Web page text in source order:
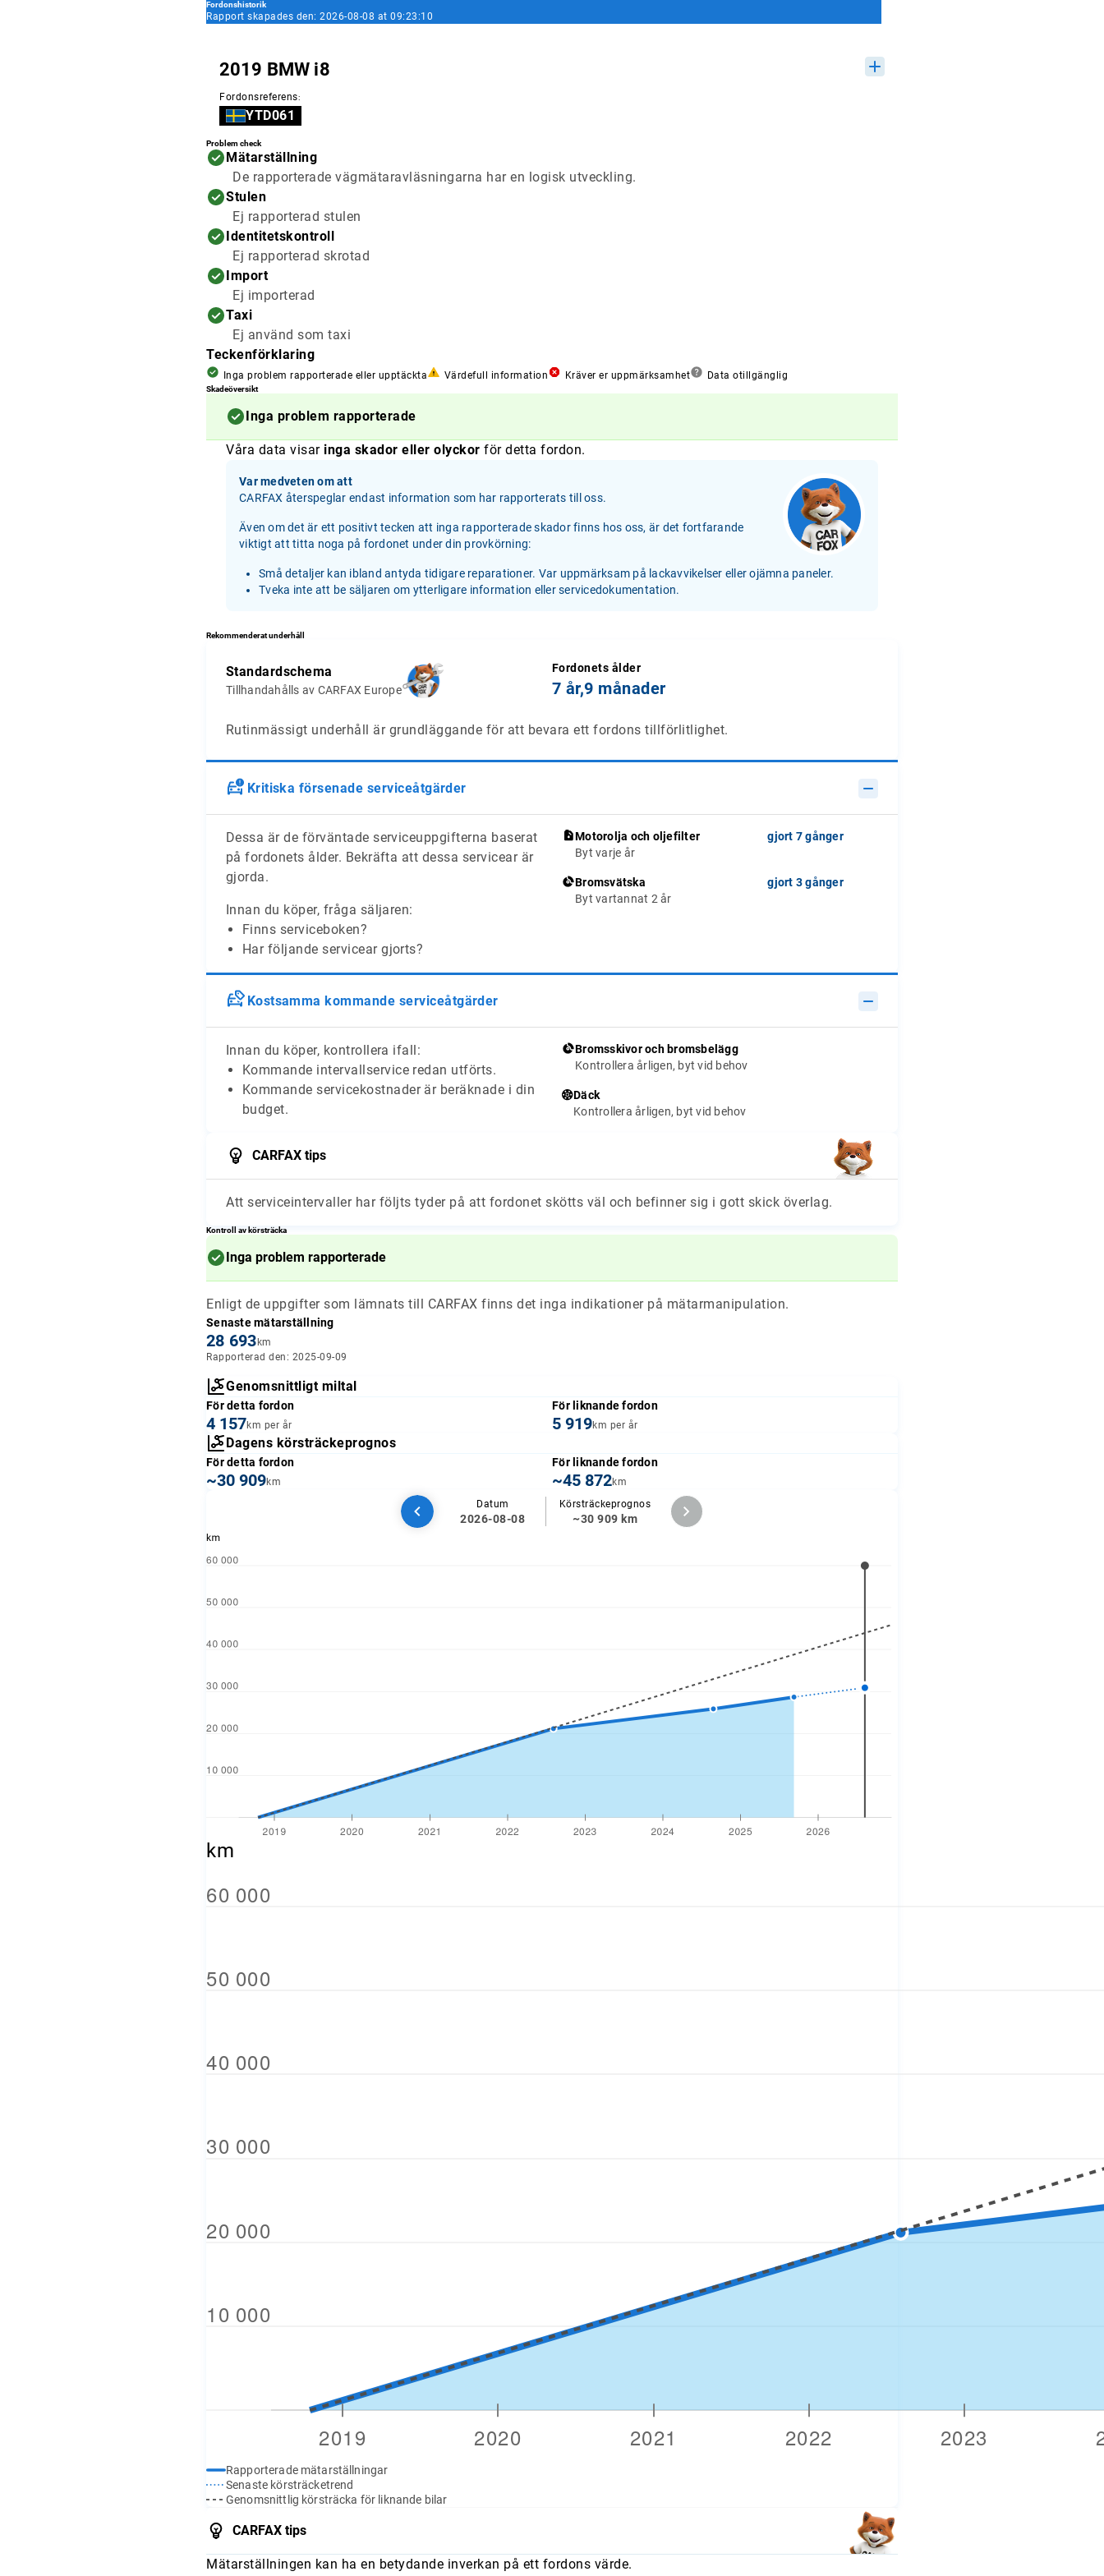
Fordonshistorik
Rapport skapades den: 2026-08-08 at 09:23:10
2019 BMW i8
Fordonsreferens:
YTD061
Problem check
Mätarställning
De rapporterade vägmätaravläsningarna har en logisk utveckling.
Stulen
Ej rapporterad stulen
Identitetskontroll
Ej rapporterad skrotad
Import
Ej importerad
Taxi
Ej använd som taxi
Teckenförklaring
Inga problem rapporterade eller upptäckta Värdefull information Kräver er uppmärksamhet Data otillgänglig
Skadeöversikt
Inga problem rapporterade
Våra data visar inga skador eller olyckor för detta fordon.
Var medveten om att
CARFAX återspeglar endast information som har rapporterats till oss.
Även om det är ett positivt tecken att inga rapporterade skador finns hos oss, är det fortfarande
viktigt att titta noga på fordonet under din provkörning:
Små detaljer kan ibland antyda tidigare reparationer. Var uppmärksam på lackavvikelser eller ojämna paneler.
Tveka inte att be säljaren om ytterligare information eller servicedokumentation.
Rekommenderat underhåll
Standardschema
Tillhandahålls av CARFAX Europe
Fordonets ålder
7 år,9 månader
Rutinmässigt underhåll är grundläggande för att bevara ett fordons tillförlitlighet.
Kritiska försenade serviceåtgärder
Dessa är de förväntade serviceuppgifterna baserat
på fordonets ålder. Bekräfta att dessa servicear är
gjorda.
Innan du köper, fråga säljaren:
Finns serviceboken?
Har följande servicear gjorts?
Motorolja och oljefilter
Byt varje år
gjort 7 gånger
Bromsvätska
Byt vartannat 2 år
gjort 3 gånger
Kostsamma kommande serviceåtgärder
Innan du köper, kontrollera ifall:
Kommande intervallservice redan utförts.
Kommande servicekostnader är beräknade i din
budget.
Bromsskivor och bromsbelägg
Kontrollera årligen, byt vid behov
Däck
Kontrollera årligen, byt vid behov
CARFAX tips
Att serviceintervaller har följts tyder på att fordonet skötts väl och befinner sig i gott skick överlag.
Kontroll av körsträcka
Inga problem rapporterade
Enligt de uppgifter som lämnats till CARFAX finns det inga indikationer på mätarmanipulation.
Senaste mätarställning
28 693 km
Rapporterad den: 2025-09-09
Genomsnittligt miltal
För detta fordon
4 157km per år
För liknande fordon
5 919km per år
Dagens körsträckeprognos
För detta fordon
~30 909km
För liknande fordon
~45 872km
Datum
2026-08-08
Körsträckeprognos
~30 909 km
Rapporterade mätarställningar
Senaste körsträcketrend
Genomsnittlig körsträcka för liknande bilar
CARFAX tips
Mätarställningen kan ha en betydande inverkan på ett fordons värde.